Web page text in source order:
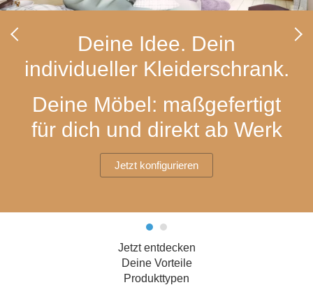
Schuhschrank
Hängeschrank
Hängeboard
TV-Möbel
Sideboard
Massivholz
Badregal
SpiegelschrankPolstermöbel
Sofa
Sessel
Hocker
der
Selection
Outdoorküche
der
Deine Idee. Dein
individueller Kleiderschrank.
Deine Möbel: maßgefertigt
für dich und direkt ab Werk
Jetzt konfigurieren
Jetzt entdecken
Deine Vorteile
Produkttypen
Kommoden
Massivholz-Schränke & -Regale